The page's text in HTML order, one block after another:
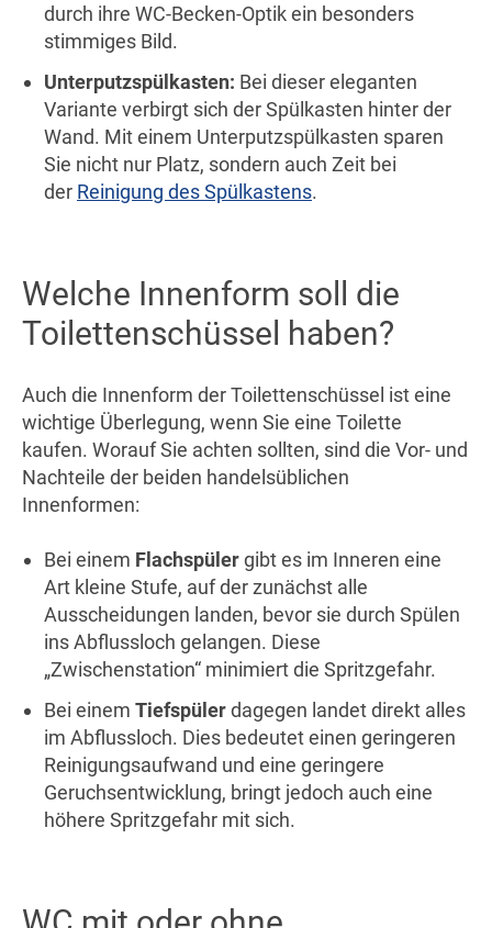
durch ihre WC-Becken-Optik ein besonders
stimmiges Bild.
Unterputzspülkasten: Bei dieser eleganten
Variante verbirgt sich der Spülkasten hinter der
Wand. Mit einem Unterputzspülkasten sparen
Sie nicht nur Platz, sondern auch Zeit bei
der Reinigung des Spülkastens.
Welche Innenform soll die
Toilettenschüssel haben?
Auch die Innenform der Toilettenschüssel ist eine
wichtige Überlegung, wenn Sie eine Toilette
kaufen. Worauf Sie achten sollten, sind die Vor- und
Nachteile der beiden handelsüblichen
Innenformen:
Bei einem Flachspülergibt es im Inneren eine
Art kleine Stufe, auf der zunächst alle
Ausscheidungen landen, bevor sie durch Spülen
ins Abflussloch gelangen. Diese
„Zwischenstation“ minimiert die Spritzgefahr.
Bei einem Tiefspülerdagegen landet direkt alles
im Abflussloch. Dies bedeutet einen geringeren
Reinigungsaufwand und eine geringere
Geruchsentwicklung, bringt jedoch auch eine
höhere Spritzgefahr mit sich.